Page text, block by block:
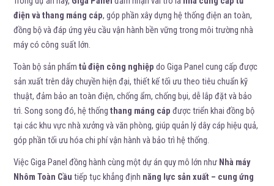
điện và thang máng cáp, góp phần xây dựng hệ thống điện an toàn,
đồng bộ và đáp ứng yêu cầu vận hành bền vững trong môi trường nhà
máy có công suất lớn.
Toàn bộ sản phẩmtủ điện công nghiệp do Giga Panel cung cấp được
sản xuất trên dây chuyền hiện đại, thiết kế tối ưu theo tiêu chuẩn kỹ
thuật, đảm bảo an toàn điện, chống ẩm, chống bụi, dễ lắp đặt và bảo
trì. Song song đó, hệ thốngthang máng cáp được triển khai đồng bộ
tại các khu vực nhà xưởng và văn phòng, giúp quản lý dây cáp hiệu quả,
góp phần tối ưu hóa chi phí vận hành và bảo trì hệ thống.
Việc Giga Panel đồng hành cùng một dự án quy mô lớn như Nhà máy
Nhôm Toàn Cầu tiếp tục khẳng định năng lực sản xuất – cung ứng